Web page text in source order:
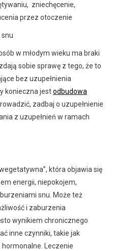
zniechęcenie,
przez otoczenie
w młodym wieku ma braki
sobie sprawę z tego, że to
bez uzupełnienia
konieczna jestodbudowa
zadbaj o uzupełnienie
z uzupełnień w ramach
która objawia się
energii, niepokojem,
snu. Może też
i zaburzenia
wynikiem chronicznego
inne czynniki, takie jak
Leczenie